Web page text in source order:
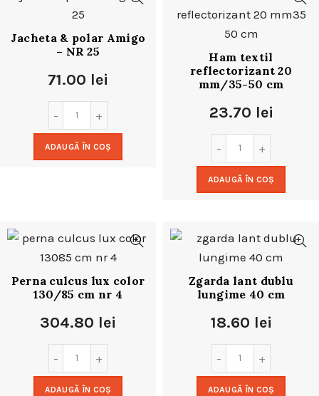
Jacheta & polar Amigo
– NR 25
71.00 lei
ADAUGĂ ÎN COȘ
Ham textil
reflectorizant 20
mm/35-50 cm
23.70 lei
ADAUGĂ ÎN COȘ
Perna culcus lux color
130/85 cm nr 4
304.80 lei
ADAUGĂ ÎN COȘ
Zgarda lant dublu
lungime 40 cm
18.60 lei
ADAUGĂ ÎN COȘ